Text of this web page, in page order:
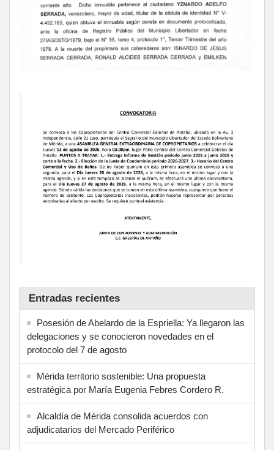
Entradas recientes
Posesión de Abelardo de la Espriella: Ya llegaron las
delegaciones y se conocieron novedades en el
protocolo del 7 de agosto
Mérida territorio sostenible: Una propuesta
estratégica por María Eugenia Febres Cordero R.
Alcaldía de Mérida consolida acuerdos con
adjudicatarios del Mercado Periférico